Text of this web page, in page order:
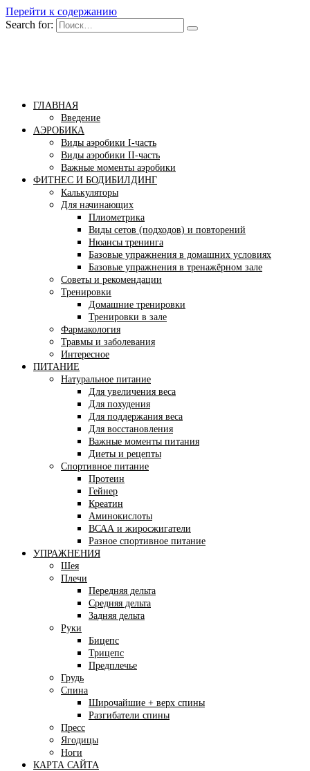
Перейти к содержанию
Search for:
ГЛАВНАЯ
Введение
АЭРОБИКА
Виды аэробики І-часть
Виды аэробики ІІ-часть
Важные моменты аэробики
ФИТНЕС И БОДИБИЛДИНГ
Калькуляторы
Для начинающих
Плиометрика
Виды сетов (подходов) и повторений
Нюансы тренинга
Базовые упражнения в домашних условиях
Базовые упражнения в тренажёрном зале
Советы и рекомендации
Тренировки
Домашние тренировки
Тренировки в зале
Фармакология
Травмы и заболевания
Интересное
ПИТАНИЕ
Натуральное питание
Для увеличения веса
Для похудения
Для поддержания веса
Для восстановления
Важные моменты питания
Диеты и рецепты
Спортивное питание
Протеин
Гейнер
Креатин
Аминокислоты
ВСАА и жиросжигатели
Разное спортивное питание
УПРАЖНЕНИЯ
Шея
Плечи
Передняя дельта
Средняя дельта
Задняя дельта
Руки
Бицепс
Трицепс
Предплечье
Грудь
Спина
Широчайшие + верх спины
Разгибатели спины
Пресс
Ягодицы
Ноги
КАРТА САЙТА